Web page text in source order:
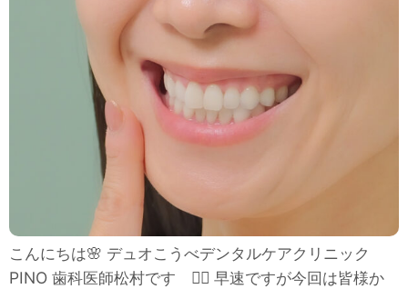
こんにちは🌸 デュオこうべデンタルケアクリニック
PINO 歯科医師松村です 👩‍⚕️ 早速ですが今回は皆様か